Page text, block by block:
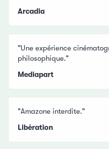
Arcadia
"Une expérience
philosophique."
Mediapart
"Amazone interdite."
Libération